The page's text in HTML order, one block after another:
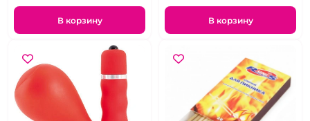
В корзину В корзину